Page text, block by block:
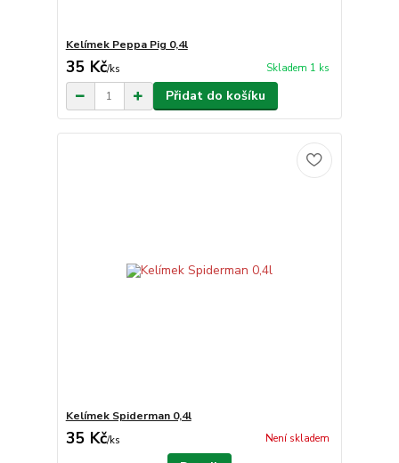
Kelímek Peppa Pig 0,4l
35 Kč/ks Skladem 1 ks
Přidat do košíku
Kelímek Spiderman 0,4l
35 Kč/ks Není skladem